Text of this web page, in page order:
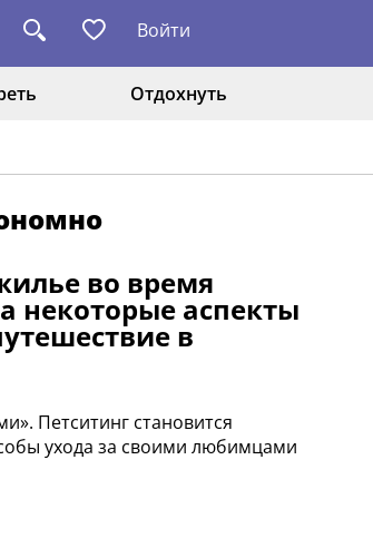
Войти
Отдохнуть
во время
некоторые аспекты
в
Петситинг становится
ухода за своими любимцами